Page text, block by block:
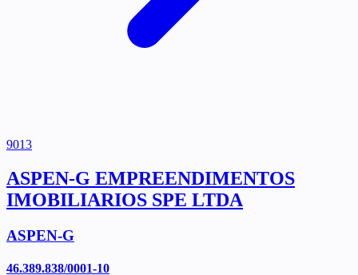
9013
ASPEN-G EMPREENDIMENTOS
IMOBILIARIOS SPE LTDA
ASPEN-G
46.389.838/0001-10